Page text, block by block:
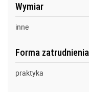
Wymiar
inne
Forma zatrudnienia
praktyka